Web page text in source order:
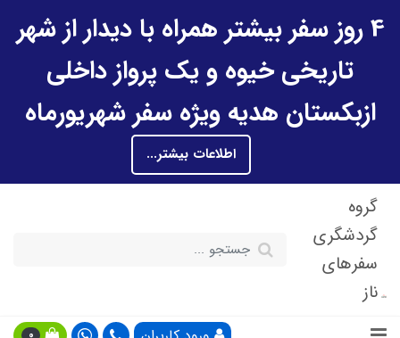
4 روز سفر بیشتر همراه با دیدار از شهر
تاریخی خیوه و یک پرواز داخلی
ازبکستان هدیه ویژه سفر شهریورماه
اطلاعات بیشتر...
گروه
گردشگری
سفرهای
ناز
0